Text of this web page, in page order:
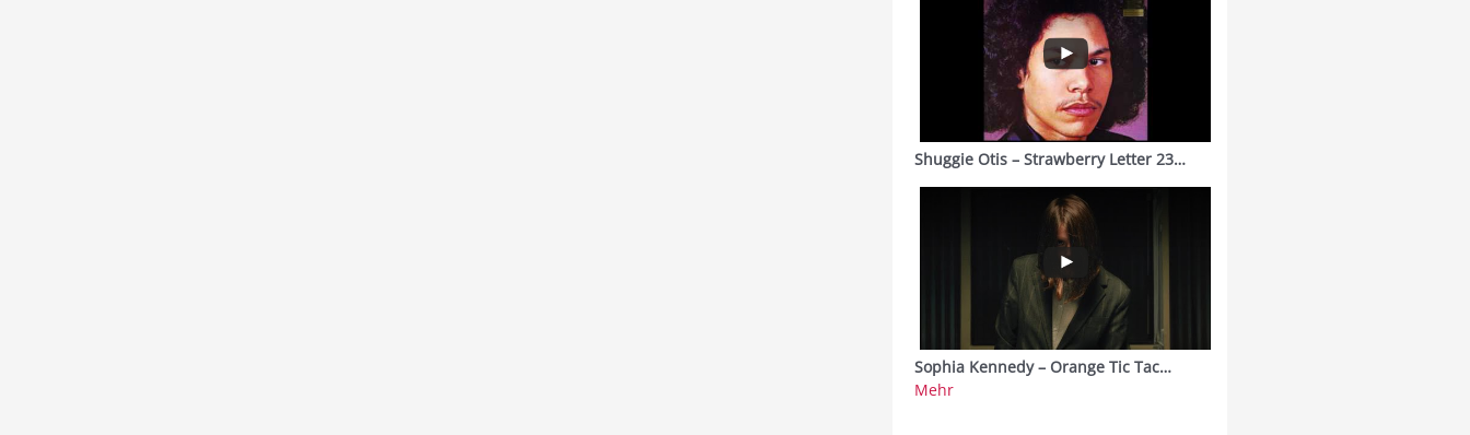
Shuggie Otis – Strawberry Letter 23…
Sophia Kennedy – Orange Tic Tac…
Mehr